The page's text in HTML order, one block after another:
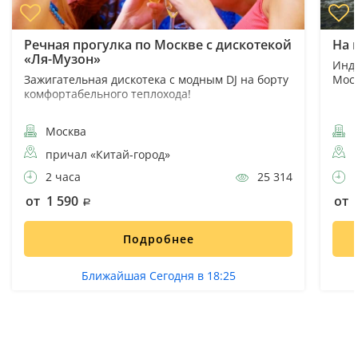
Речная прогулка по Москве с дискотекой
«Ля-Музон»
Зажигательная дискотека с модным DJ на борту
комфортабельного теплохода!
Москва
причал «Китай-город»
2 часа
25 314
от 1 590
Подробнее
Ближайшая Сегодня в 18:25
На
от